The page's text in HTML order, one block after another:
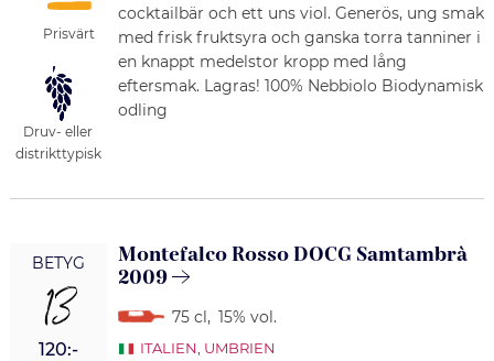
Prisvärt
Druv- eller
distrikttypisk
cocktailbär och ett uns viol. Generös, ung smak
med frisk fruktsyra och ganska torra tanniner i
en knappt medelstor kropp med lång
eftersmak. Lagras! 100% Nebbiolo Biodynamisk
odling
BETYG
13
120:-
Montefalco Rosso DOCG Samtambrà
2009
75 cl , 15% vol.
ITALIEN, UMBRIEN